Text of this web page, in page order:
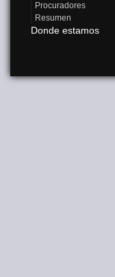
Procuradores
Resumen
Donde estamos